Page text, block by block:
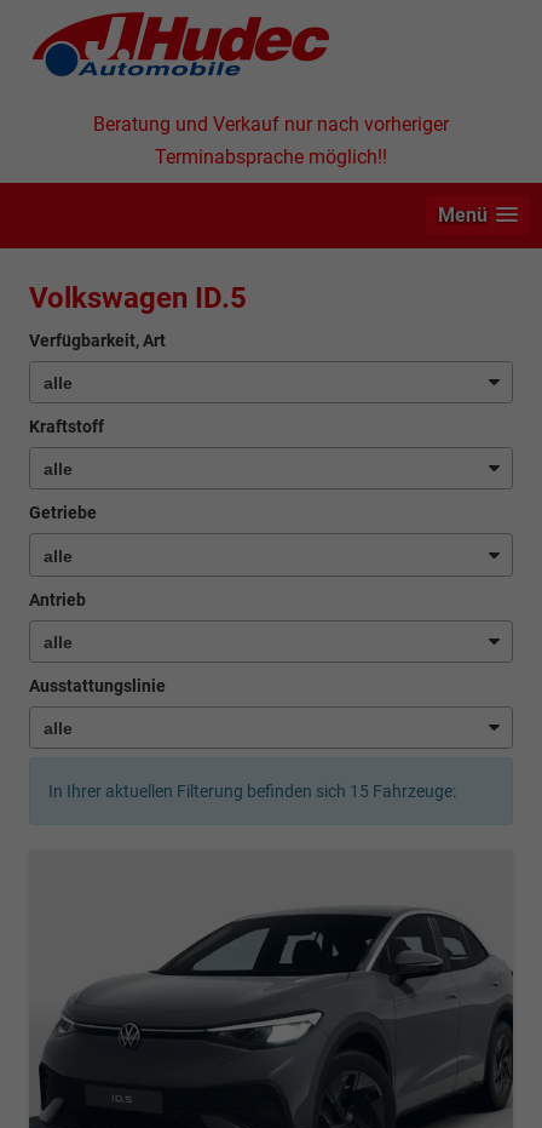
Beratung und Verkauf nur nach vorheriger
Terminabsprache möglich!!
Menü
Volkswagen ID.5
Verfügbarkeit, Art
Kraftstoff
Getriebe
Antrieb
Ausstattungslinie
In Ihrer aktuellen Filterung befinden sich 15 Fahrzeuge: